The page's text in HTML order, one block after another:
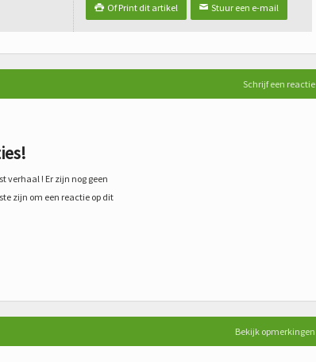
 Of Print dit artikel ✉ Stuur een e-mail
Schrijf een reactie
verhaal ! Er zijn nog geen
zijn om een reactie op dit
Bekijk opmerkingen